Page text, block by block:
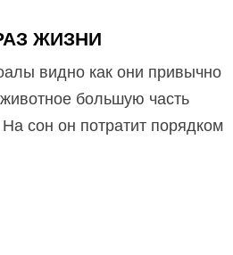
ЖИЗНИ
видно как они привычно
большую часть
сон он потратит порядком